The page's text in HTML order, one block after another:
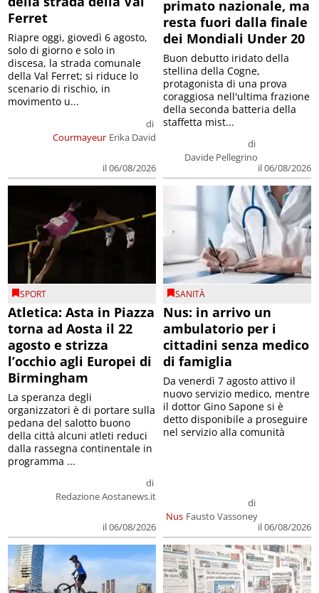
Ferret
Courmayeur
di
Erika David
il 06/08/2026
Riapre oggi, giovedì 6 agosto,
solo di giorno e solo in
discesa, la strada comunale
della Val Ferret; si riduce lo
scenario di rischio, in
movimento u...
primato nazionale, ma
resta fuori dalla finale
dei Mondiali Under 20
di
Davide Pellegrino
il 06/08/2026
Buon debutto iridato della
stellina della Cogne,
protagonista di una prova
coraggiosa nell'ultima frazione
della seconda batteria della
staffetta mist...
SPORT
Atletica: Asta in Piazza
torna ad Aosta il 22
agosto e strizza
l’occhio agli Europei di
Birmingham
di
Redazione Aostanews.it
il 06/08/2026
La speranza degli
organizzatori è di portare sulla
pedana del salotto buono
della città alcuni atleti reduci
dalla rassegna continentale in
programma ...
SANITÀ
Nus: in arrivo un
ambulatorio per i
cittadini senza medico
di famiglia
Nus
di
Fausto Vassoney
il 06/08/2026
Da venerdì 7 agosto attivo il
nuovo servizio medico, mentre
il dottor Gino Sapone si è
detto disponibile a proseguire
nel servizio alla comunità